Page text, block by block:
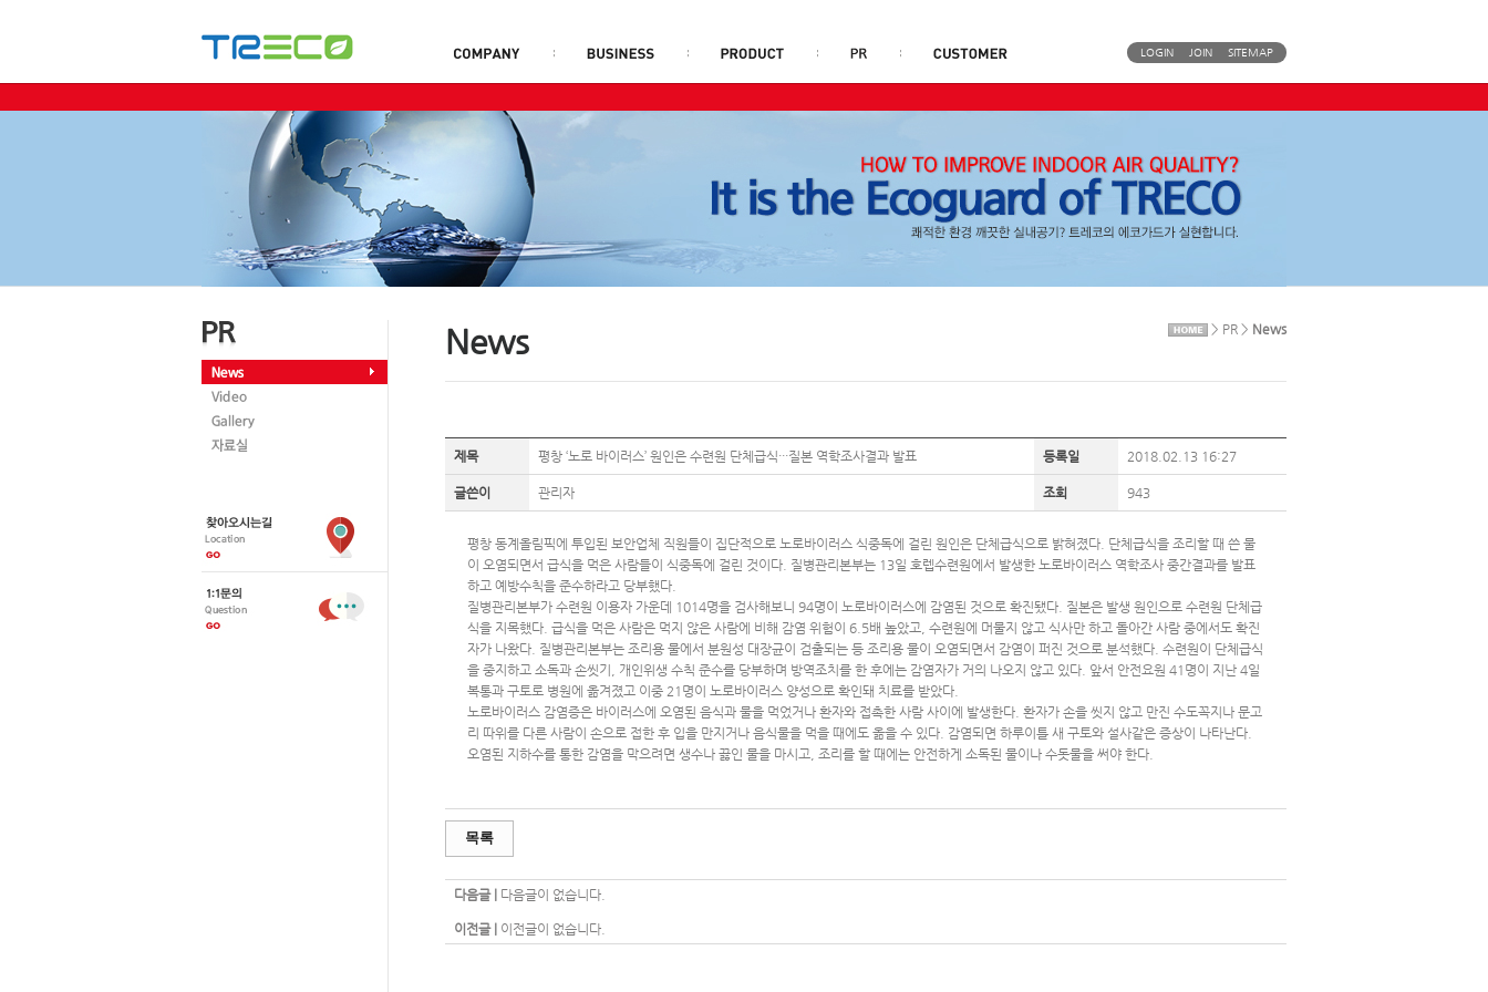
LOGIN JOIN SITEMAP
News > PR > News
제목 평창 ‘노로 바이러스’ 원인은 수련원 단체급식···질본 역학조사결과 발표 등록일 2018.02.13 16:27
글쓴이 관리자 조회 943
평창 동계올림픽에 투입된 보안업체 직원들이 집단적으로 노로바이러스 식중독에 걸린 원인은 단체급식으로 밝혀졌다. 단체급식을 조리할 때 쓴 물
이 오염되면서 급식을 먹은 사람들이 식중독에 걸린 것이다. 질병관리본부는 13일 호렙수련원에서 발생한 노로바이러스 역학조사 중간결과를 발표
하고 예방수칙을 준수하라고 당부했다.
질병관리본부가 수련원 이용자 가운데 1014명을 검사해보니 94명이 노로바이러스에 감염된 것으로 확진됐다. 질본은 발생 원인으로 수련원 단체급
식을 지목했다. 급식을 먹은 사람은 먹지 않은 사람에 비해 감염 위험이 6.5배 높았고, 수련원에 머물지 않고 식사만 하고 돌아간 사람 중에서도 확진
자가 나왔다. 질병관리본부는 조리용 물에서 분원성 대장균이 검출되는 등 조리용 물이 오염되면서 감염이 퍼진 것으로 분석했다. 수련원이 단체급식
을 중지하고 소독과 손씻기, 개인위생 수칙 준수를 당부하며 방역조치를 한 후에는 감염자가 거의 나오지 않고 있다. 앞서 안전요원 41명이 지난 4일
복통과 구토로 병원에 옮겨졌고 이중 21명이 노로바이러스 양성으로 확인돼 치료를 받았다.
노로바이러스 감염증은 바이러스에 오염된 음식과 물을 먹었거나 환자와 접촉한 사람 사이에 발생한다. 환자가 손을 씻지 않고 만진 수도꼭지나 문고
리 따위를 다른 사람이 손으로 접한 후 입을 만지거나 음식물을 먹을 때에도 옮을 수 있다. 감염되면 하루이틀 새 구토와 설사같은 증상이 나타난다.
오염된 지하수를 통한 감염을 막으려면 생수나 끓인 물을 마시고, 조리를 할 때에는 안전하게 소독된 물이나 수돗물을 써야 한다.
목록
다음글 | 다음글이 없습니다.
이전글 | 이전글이 없습니다.